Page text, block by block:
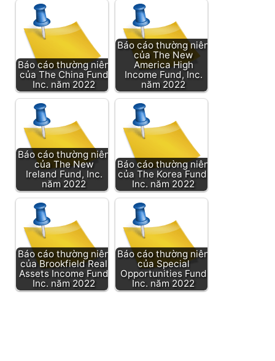
Báo cáo thường niên
của The China Fund
Inc. năm 2022
Báo cáo thường niên
của The New
America High
Income Fund, Inc.
năm 2022
Báo cáo thường niên
của The New
Ireland Fund, Inc.
năm 2022
Báo cáo thường niên
của The Korea Fund,
Inc. năm 2022
Báo cáo thường niên
của Brookfield Real
Assets Income Fund
Inc. năm 2022
Báo cáo thường niên
của Special
Opportunities Fund
Inc. năm 2022